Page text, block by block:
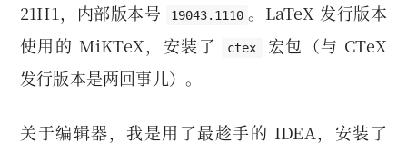
21H1，内部版本号
19043.1110 。LaTeX 发行版本
使用的 MiKTeX，安装了
ctex
宏包（与 CTeX
发行版本是两回事儿）。
关于编辑器，我是用了最趁手的 IDEA，安装了